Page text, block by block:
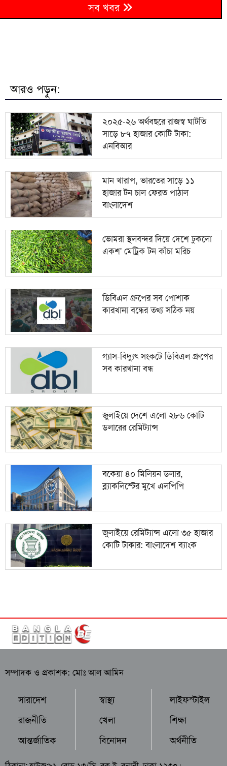
৬ র‌্যাবের বদলে আসছে স্পেশাল রেসপন্স ব্যাটালিয়ন
৯ সরবরাহ
১০ ব্রাহ্মণবাড়িয়ায় বালুভর্তি ডাম্প ট্রাকে কোটি টাকার ভারতীয়
জিরা জব্দ
সব খবর
আরও পড়ুন:
২০২৫-২৬ অর্থবছরে রাজস্ব ঘাটতি
সাড়ে ৮৭ হাজার কোটি টাকা:
এনবিআর
মান খারাপ, ভারতের সাড়ে ১১
হাজার টন চাল ফেরত পাঠাল
বাংলাদেশ
ভোমরা স্থলবন্দর দিয়ে দেশে ঢুকলো
একশ' মেট্রিক টন কাঁচা মরিচ
ডিবিএল গ্রুপের সব পোশাক
কারখানা বন্ধের তথ্য সঠিক নয়
গ্যাস-বিদ্যুৎ সংকটে ডিবিএল গ্রুপের
সব কারখানা বন্ধ
জুলাইয়ে দেশে এলো ২৮৬ কোটি
ডলারের রেমিট্যান্স
বকেয়া ৪০ মিলিয়ন ডলার,
ব্ল্যাকলিস্টের মুখে এলপিপি
জুলাইয়ে রেমিট্যান্স এলো ৩৫ হাজার
কোটি টাকার: বাংলাদেশ ব্যাংক
সম্পাদক ও প্রকাশক: মোঃ আল আমিন
সারাদেশ
রাজনীতি
আন্তর্জাতিক
স্বাস্থ্য
খেলা
বিনোদন
লাইফস্টাইল
শিক্ষা
অর্থনীতি